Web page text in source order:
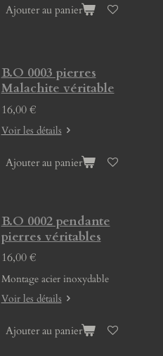
Ajouter au panier
B.O 0003 pierres
Malachite véritable
16,00 €
Voir les détails
Ajouter au panier
B.O 0002 pendante
pierres véritables
16,00 €
Montage acier inoxydable
Voir les détails
Ajouter au panier